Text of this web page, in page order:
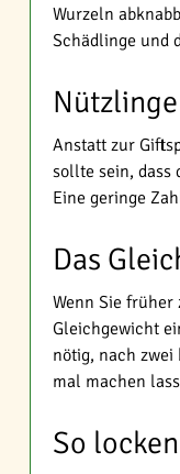
Wurzeln
Schädlinge und
Anstatt zur
sollte sein, dass
Eine geringe
Das
Wenn Sie
Gleichgewicht
nötig, nach
mal machen
So